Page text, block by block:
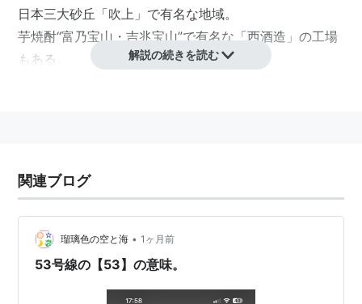
日本三大砂丘「吹上」で有名な地域。
芋焼酎“富乃宝山・吉兆宝山”で有名な「西酒造」の工場
もある。
解説の続きを読む
関連ブログ
瑠璃色の空と海 • 1ヶ月前
53号線の【53】の意味。